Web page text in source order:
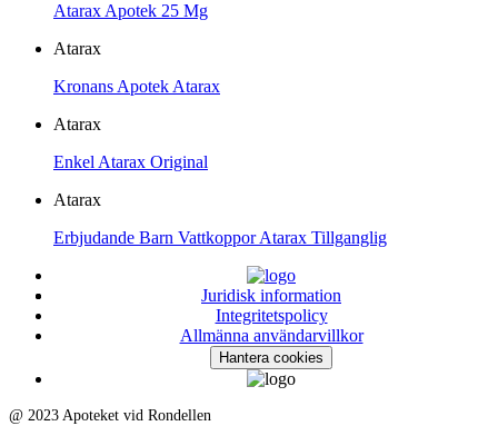
Atarax Apotek 25 Mg
Atarax
Kronans Apotek Atarax
Atarax
Enkel Atarax Original
Atarax
Erbjudande Barn Vattkoppor Atarax Tillganglig
Juridisk information
Integritetspolicy
Allmänna användarvillkor
Hantera cookies
@ 2023 Apoteket vid Rondellen